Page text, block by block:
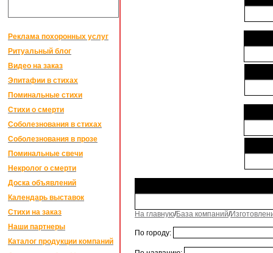
Реклама похоронных услуг
Ритуальный блог
Видео на заказ
Эпитафии в стихах
Поминальные стихи
Стихи о смерти
Соболезнования в стихах
Соболезнования в прозе
Поминальные свечи
Некролог о смерти
Доска объявлений
Календарь выставок
Стихи на заказ
Наши партнеры
Каталог продукции компаний
На главную/База компаний/
По городу: